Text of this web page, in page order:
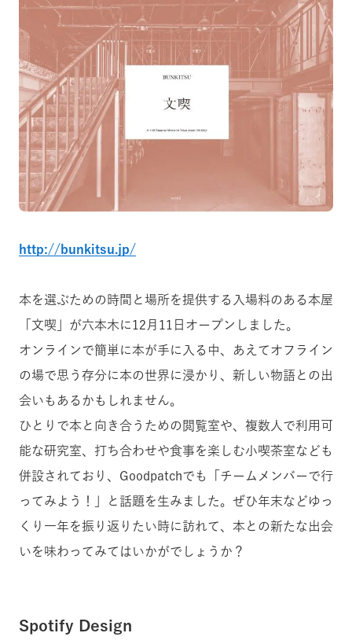
http://bunkitsu.jp/
本を選ぶための時間と場所を提供する入場料のある本屋
「文喫」が六本木に12月11日オープンしました。
オンラインで簡単に本が手に入る中、あえてオフライン
の場で思う存分に本の世界に浸かり、新しい物語との出
会いもあるかもしれません。
ひとりで本と向き合うための閲覧室や、複数人で利用可
能な研究室、打ち合わせや食事を楽しむ小喫茶室なども
併設されており、Goodpatchでも「チームメンバーで行
ってみよう！」と話題を生みました。 ぜひ年末などゆっ
くり一年を振り返りたい時に訪れて、本との新たな出会
いを味わってみてはいかがでしょうか？
Spotify Design